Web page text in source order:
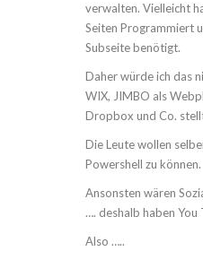
verwalten. Vielleicht
Seiten Programmiert
Subseite benötigt.
Daher würde ich das
WIX, JIMBO als
Dropbox und Co.
Die Leute wollen
Powershell zu können.
Ansonsten wären
…. deshalb haben You
Also …..